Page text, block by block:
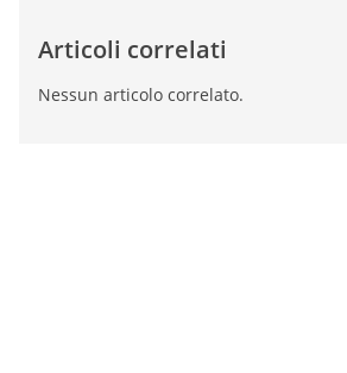
Articoli correlati
Nessun articolo correlato.